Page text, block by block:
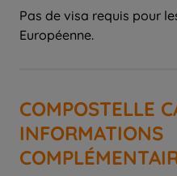
Pas de visa requis pour
Européenne.
COMPOSTELLE
INFORMATIONS